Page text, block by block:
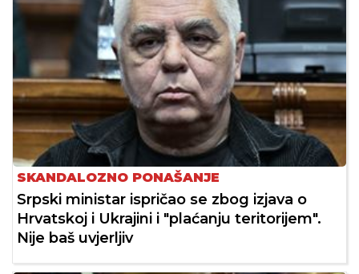
SKANDALOZNO PONAŠANJE
Srpski ministar ispričao se zbog izjava o
Hrvatskoj i Ukrajini i "plaćanju teritorijem".
Nije baš uvjerljiv